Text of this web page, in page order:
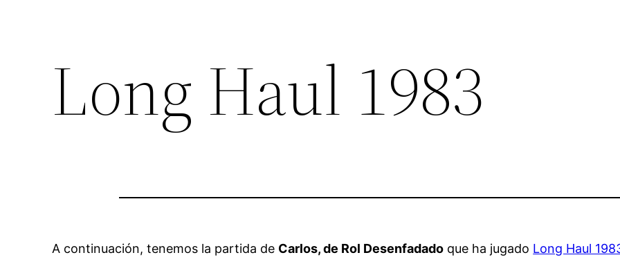
Long Haul 1983
A continuación, tenemos la partida de Carlos, de Rol Desenfadado que ha jugado Long Haul